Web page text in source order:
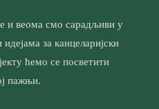
и веома смо сарадљиви у
за канцеларијски
ћемо се посветити
пажњи.